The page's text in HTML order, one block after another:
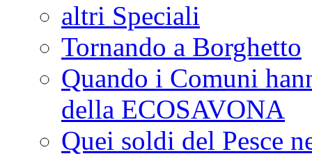
altri Speciali
Tornando a Borghetto
Quando i Comuni
della ECOSAVONA
Quei soldi del Pesce